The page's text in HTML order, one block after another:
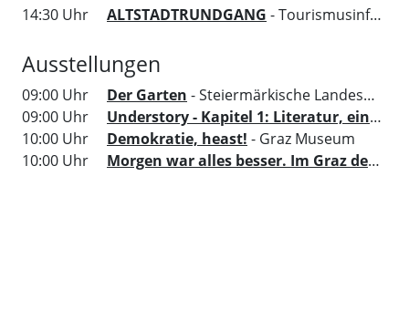
14:30 Uhr ALTSTADTRUNDGANG - Tourismusinformation Region Graz
Ausstellungen
09:00 Uhr Der Garten - Steiermärkische Landesbibliothek
09:00 Uhr
Understory - Kapitel 1: Literatur, ein Ort um sich zu versammeln
10:00 Uhr
Demokratie, heast! - Graz Museum
10:00 Uhr
Morgen war alles besser. Im Graz der 70er